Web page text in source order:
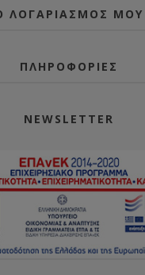
ΛΟΓΑΡΙΑΣΜΟΣ ΜΟΥ
ΠΛΗΡΟΦΟΡΙΕΣ
NEWSLETTER